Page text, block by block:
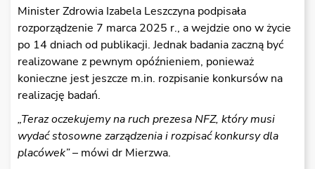
Minister Zdrowia Izabela Leszczyna podpisała
rozporządzenie 7 marca 2025 r., a wejdzie ono w życie
po 14 dniach od publikacji. Jednak badania zaczną być
realizowane z pewnym opóźnieniem, ponieważ
konieczne jest jeszcze m.in. rozpisanie konkursów na
realizację badań.
„Teraz oczekujemy na ruch prezesa NFZ, który musi
wydaćstosowne zarządzenia i rozpisaćkonkursy dla
placówek”– mówi dr Mierzwa.